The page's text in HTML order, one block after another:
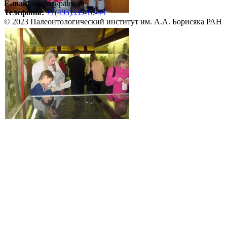
E-mail:admin@paleo.ru
Телефоны: +7(495)339-10-44
© 2023 Палеонтологический институт им. А.А. Борисяка РАН